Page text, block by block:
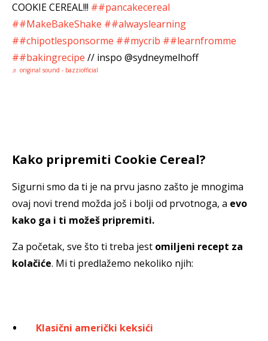
COOKIE CEREAL!!! ##pancakecereal
##MakeBakeShake ##alwayslearning
##chipotlesponsorme ##mycrib ##learnfromme
##bakingrecipe // inspo @sydneymelhoff
♬ original sound - bazziofficial
Kako pripremiti Cookie Cereal?
Sigurni smo da ti je na prvu jasno zašto je mnogima
ovaj novi trend možda još i bolji od prvotnoga, a evo
kako ga i ti možeš pripremiti.
Za početak, sve što ti treba jest omiljeni recept za
kolačiće. Mi ti predlažemo nekoliko njih:
Klasični američki keksići